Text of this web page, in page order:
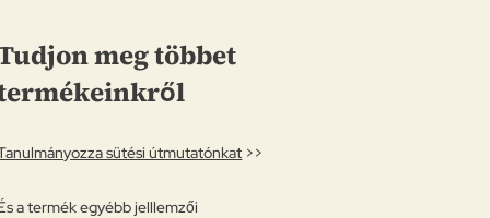
meg többet
sütési útmutatónkat >>
a termék egyébb jelllemzői